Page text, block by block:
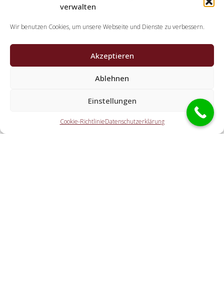
verwalten
Wir benutzen Cookies, um unsere Webseite und Dienste zu verbessern.
Akzeptieren
Ablehnen
Einstellungen
Cookie-RichtlinieDatenschutzerklärung
Welche Leistungen übernehmen die Partner der
Die Partner erledigen jegliche Aufgaben, die Sie von einem